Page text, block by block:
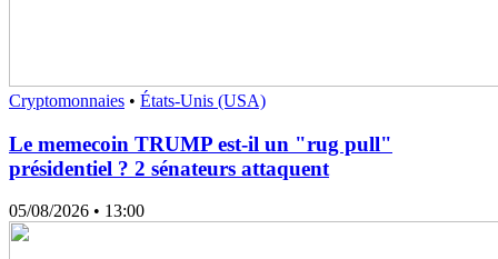
Cryptomonnaies • États-Unis (USA)
Le memecoin TRUMP est-il un "rug pull"
présidentiel ? 2 sénateurs attaquent
05/08/2026 • 13:00